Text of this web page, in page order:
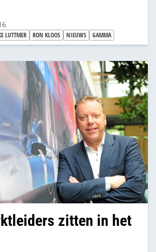
LUTTMER RON KLOOS NIEUWS GAMMA
zitten in het